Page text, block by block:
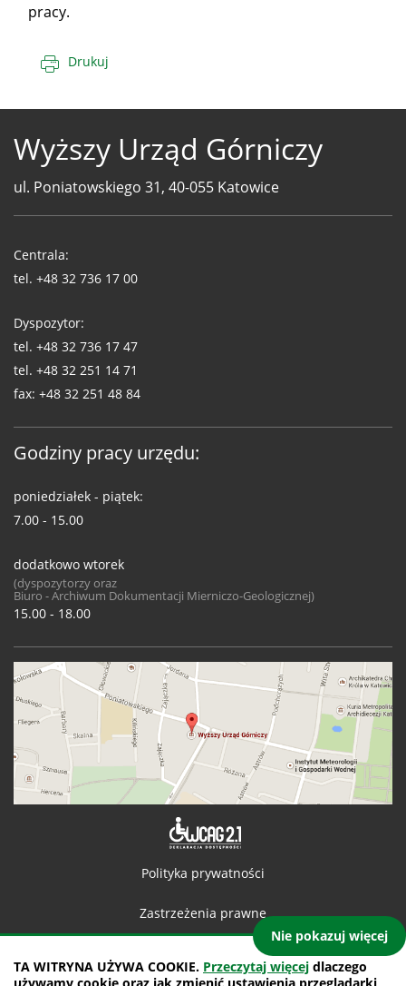
TA WITRYNA UŻYWA COOKIE. Przeczytaj więcej dlaczego
Nie pokazuj więcej
pracy.
Drukuj
Wyższy Urząd Górniczy
ul. Poniatowskiego 31, 40-055 Katowice
WUG
Centrala:
tel. +48 32 736 17 00
Dyspozytor:
tel. +48 32 736 17 47
tel. +48 32 251 14 71
fax: +48 32 251 48 84
Godziny pracy urzędu:
poniedziałek - piątek:
7.00 - 15.00
dodatkowo wtorek
(dyspozytorzy oraz
Biuro - Archiwum Dokumentacji Mierniczo-Geologicznej)
15.00 - 18.00
Polityka prywatności
Zastrzeżenia prawne